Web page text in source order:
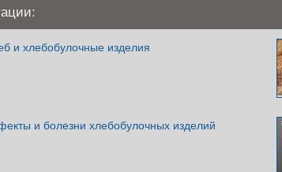
и хлебобулочные изделия
и болезни хлебобулочных изделий